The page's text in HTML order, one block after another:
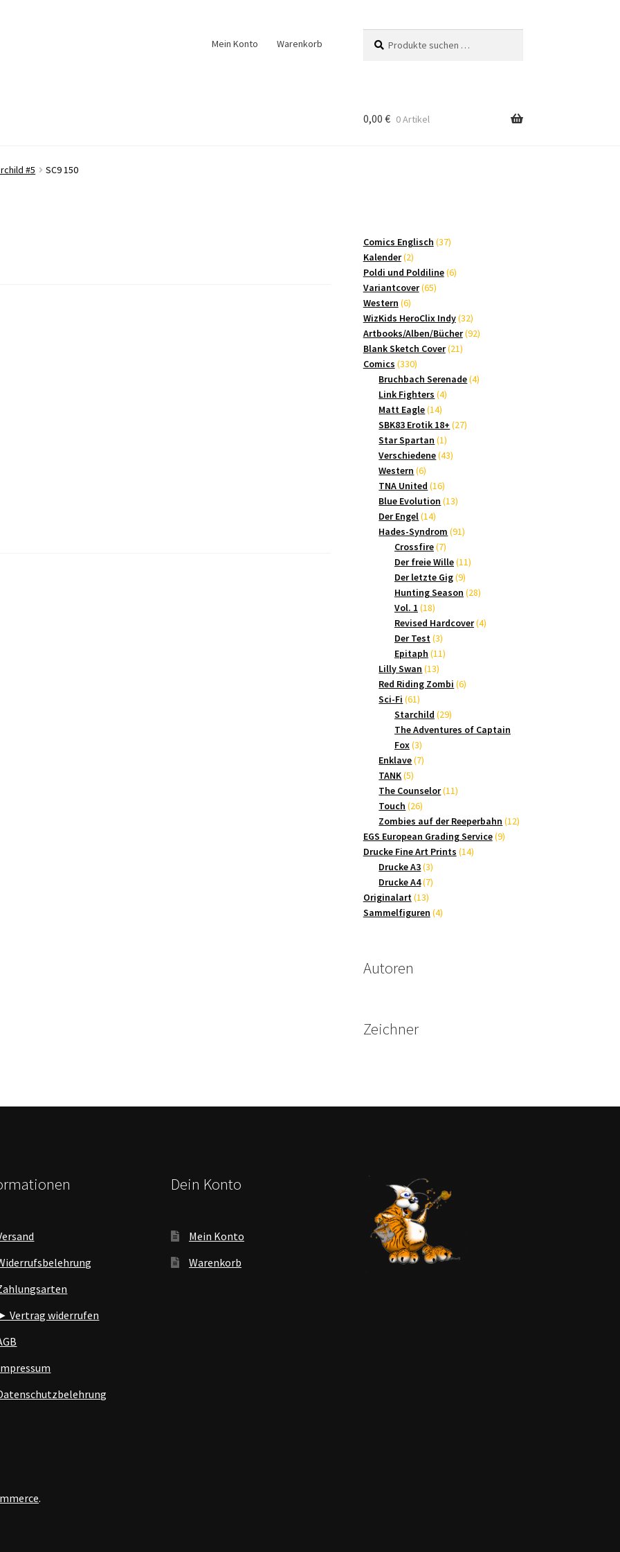
Mein Konto Warenkorb
nach:
0,00 € 0 Artikel
#5 SC9 150
Comics Englisch 3737
Kalender 22
Produkte
Poldi und Poldiline 66
Variantcover 6565
Western 66
Produkte
WizKids HeroClix Indy 3232
Produkte
Artbooks/Alben/Bücher 9292
Blank Sketch Cover 2121
Comics 330330
Produkte
Bruchbach Serenade 44
Link Fighters 44
Matt Eagle 1414
Produkte
SBK83 Erotik 18+ 2727
Star Spartan 11
Produkt
Verschiedene 4343
Western 66
Produkte
TNA United 1616
Produkte
Blue Evolution 1313
Der Engel 1414
Produkte
Hades-Syndrom 9191
Crossfire 77
Produkte
Der freie Wille 1111
Der letzte Gig 99
Produkte
Hunting Season 2828
Vol. 1 1818
Produkte
Revised Hardcover 44
Der Test 33
Produkte
Epitaph 1111
Lilly Swan 1313
Produkte
Red Riding Zombi 66
Sci-Fi 6161
Produkte
Starchild 2929
Produkte
The Adventures of Captain
Fox 33
Produkte
Enklave 77
TANK 55
Produkte
The Counselor 1111
Touch 2626
Produkte
Zombies auf der Reeperbahn 1212
EGS European Grading Service 99
Drucke Fine Art Prints 1414
Drucke A3 33
Produkte
Drucke A4 77
Originalart 1313
Produkte
Sammelfiguren 44
Autoren
Zeichner
Vertrag widerrufen
Dein Konto
Mein Konto
Warenkorb
.